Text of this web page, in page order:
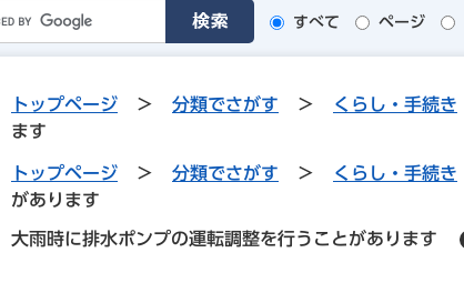
すべて ページ
トップページ > 分類でさがす > くらし・手続き
ます
トップページ > 分類でさがす > くらし・手続き
があります
大雨時に排水ポンプの運転調整を行うことがあります